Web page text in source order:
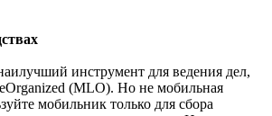
инструмент для ведения дел,
(MLO). Но не мобильная
мобильник только для сбора